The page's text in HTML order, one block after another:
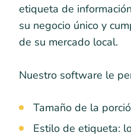
etiqueta de
su negocio único y
de su mercado local.
Nuestro software le
Tamaño de la
Estilo de etiqueta: